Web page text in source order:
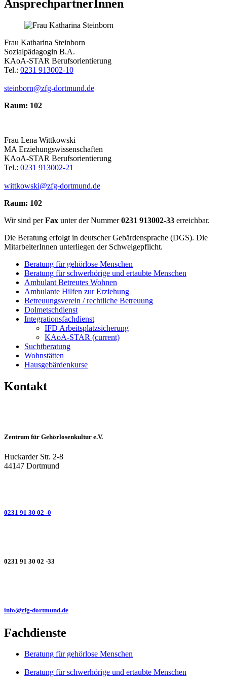
AnsprechpartnerInnen
Frau Katharina Steinborn
Sozialpädagogin B.A.
KAoA-STAR Berufsorientierung
Tel.: 0231 913002-10
steinborn@zfg-dortmund.de
Raum: 102
Frau Lena Wittkowski
MA Erziehungswissenschaften
KAoA-STAR Berufsorientierung
Tel.: 0231 913002-21
wittkowski@zfg-dortmund.de
Raum: 102
Wir sind perFax unter der Nummer0231 913002-33 erreichbar.
Die Beratung erfolgt in deutscher Gebärdensprache (DGS). Die
MitarbeiterInnen unterliegen der Schweigepflicht.
Beratung für gehörlose Menschen
Beratung für schwerhörige und ertaubte Menschen
Ambulant Betreutes Wohnen
Ambulante Hilfen zur Erziehung
Betreuungsverein / rechtliche Betreuung
Dolmetschdienst
Integrationsfachdienst
IFD Arbeitsplatzsicherung
KAoA-STAR (current)
Suchtberatung
Wohnstätten
Hausgebärdenkurse
Kontakt
Zentrum für Gehörlosenkultur e.V.
Huckarder Str. 2-8
44147 Dortmund
0231 91 30 02 -0
0231 91 30 02 -33
info@zfg-dortmund.de
Fachdienste
Beratung für gehörlose Menschen
Beratung für schwerhörige und ertaubte Menschen